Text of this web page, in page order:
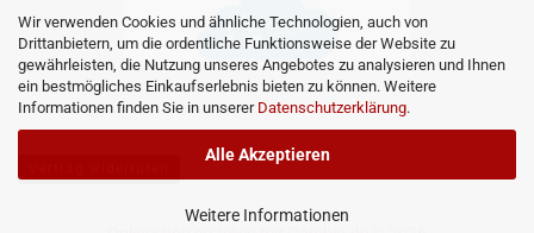
Wir verwenden Cookies und ähnliche Technologien, auch von
Drittanbietern, um die ordentliche Funktionsweise der Website zu
gewährleisten, die Nutzung unseres Angebotes zu analysieren und Ihnen
ein bestmögliches Einkaufserlebnis bieten zu können. Weitere
Informationen finden Sie in unserer Datenschutzerklärung.
Alle Akzeptieren
Weitere Informationen